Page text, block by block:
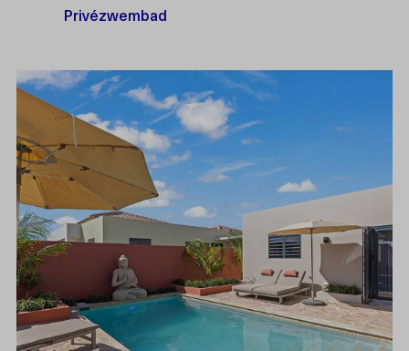
Privézwembad